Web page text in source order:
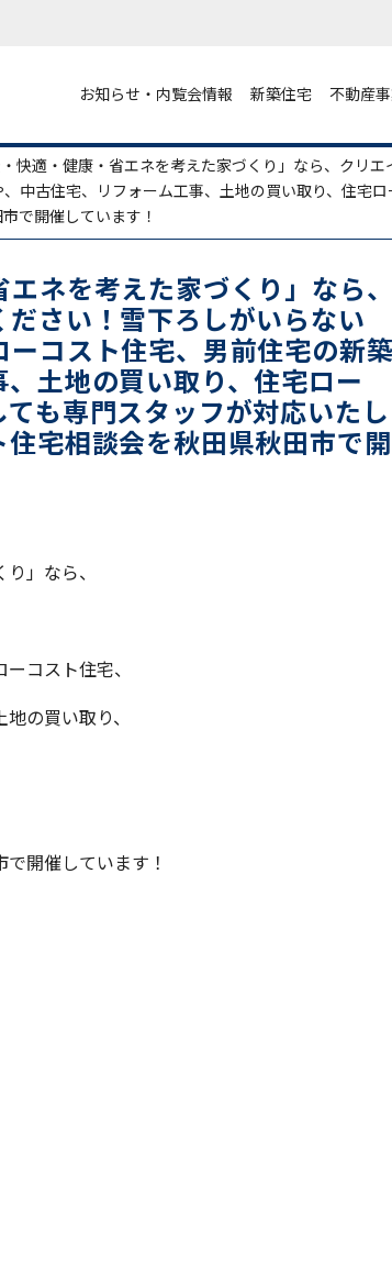
お知らせ・内覧会情報 新築住宅 不動産
・快適・健康・省エネを考えた家づくり」なら、クリ
中古住宅、リフォーム工事、土地の買い取り、住宅
で開催しています！
ネを考えた家づくり」なら、
さい！雪下ろしがいらない
コスト住宅、男前住宅の新築
土地の買い取り、住宅ロー
も専門スタッフが対応いたし
宅相談会を秋田県秋田市で開
」なら、
コスト住宅、
の買い取り、
開催しています！